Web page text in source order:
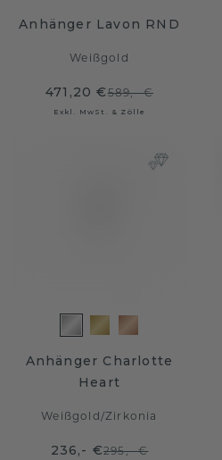
Anhänger Lavon RND
Weißgold
471,20 €589,- €
Exkl. MwSt. & Zölle
Anhänger Charlotte
Heart
Weißgold/Zirkonia
236,- €295,- €